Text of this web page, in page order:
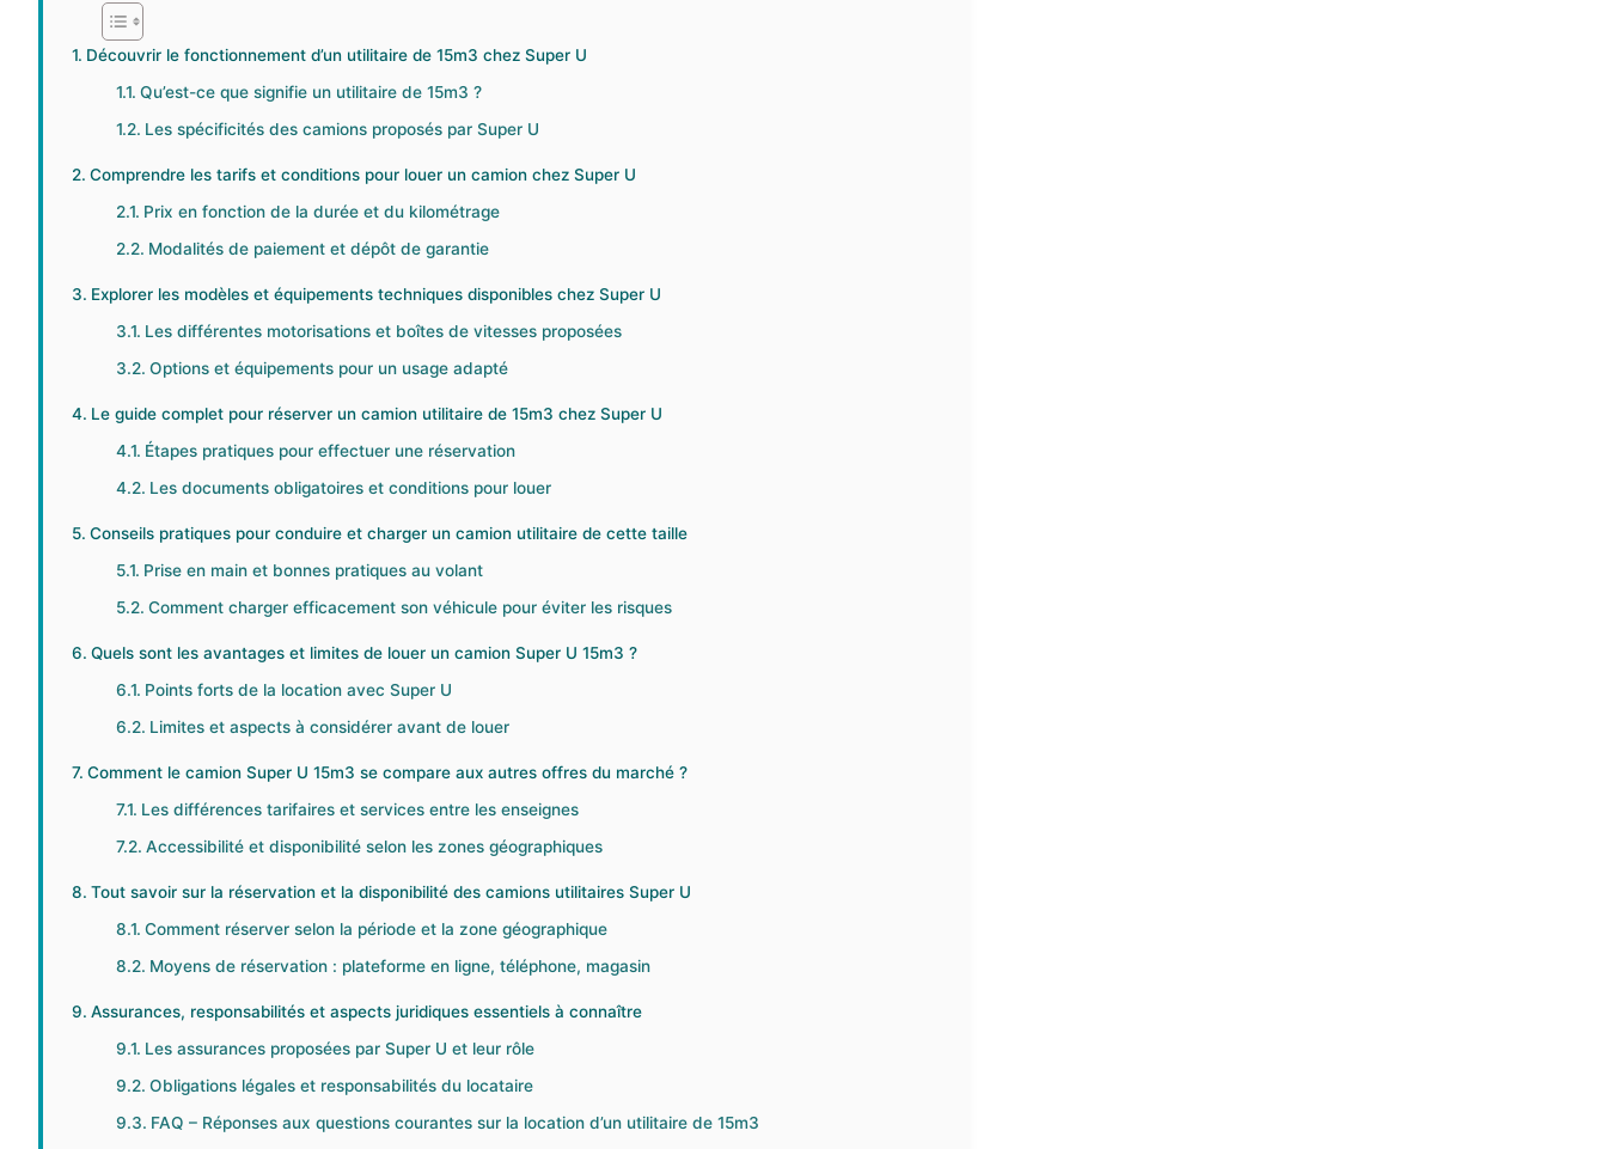
Découvrir le fonctionnement d’un utilitaire de 15m3 chez Super U
Qu’est-ce que signifie un utilitaire de 15m3 ?
Les spécificités des camions proposés par Super U
Comprendre les tarifs et conditions pour louer un camion chez Super U
Prix en fonction de la durée et du kilométrage
Modalités de paiement et dépôt de garantie
Explorer les modèles et équipements techniques disponibles chez Super U
Les différentes motorisations et boîtes de vitesses proposées
Options et équipements pour un usage adapté
Le guide complet pour réserver un camion utilitaire de 15m3 chez Super U
Étapes pratiques pour effectuer une réservation
Les documents obligatoires et conditions pour louer
Conseils pratiques pour conduire et charger un camion utilitaire de cette taille
Prise en main et bonnes pratiques au volant
Comment charger efficacement son véhicule pour éviter les risques
Quels sont les avantages et limites de louer un camion Super U 15m3 ?
Points forts de la location avec Super U
Limites et aspects à considérer avant de louer
Comment le camion Super U 15m3 se compare aux autres offres du marché ?
Les différences tarifaires et services entre les enseignes
Accessibilité et disponibilité selon les zones géographiques
Tout savoir sur la réservation et la disponibilité des camions utilitaires Super U
Comment réserver selon la période et la zone géographique
Moyens de réservation : plateforme en ligne, téléphone, magasin
Assurances, responsabilités et aspects juridiques essentiels à connaître
Les assurances proposées par Super U et leur rôle
Obligations légales et responsabilités du locataire
FAQ – Réponses aux questions courantes sur la location d’un utilitaire de 15m3